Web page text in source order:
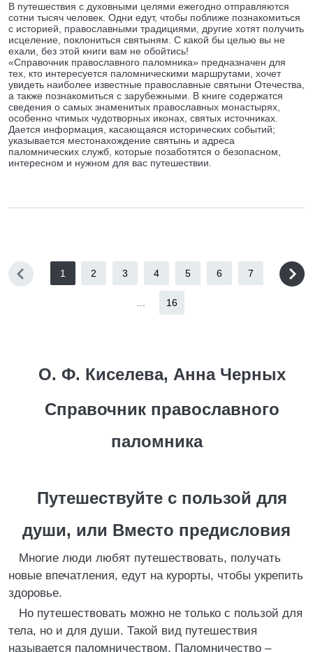
В путешествия с духовными целями ежегодно отправляются
сотни тысяч человек. Одни едут, чтобы поближе познакомиться
с историей, православными традициями, другие хотят получить
исцеление, поклониться святыням. С какой бы целью вы не
ехали, без этой книги вам не обойтись!
«Справочник православного паломника» предназначен для
тех, кто интересуется паломническими маршрутами, хочет
увидеть наиболее известные православные святыни Отечества,
а также познакомиться с зарубежными. В книге содержатся
сведения о самых знаменитых православных монастырях,
особенно чтимых чудотворных иконах, святых источниках.
Дается информация, касающаяся исторических событий;
указывается местонахождение святынь и адреса
паломнических служб, которые позаботятся о безопасном,
интересном и нужном для вас путешествии.
1 2 3 4 5 6 7
16
О. Ф. Киселева, Анна Черных
Справочник православного
паломника
Путешествуйте с пользой для
души, или Вместо предисловия
Многие люди любят путешествовать, получать
новые впечатления, едут на курорты, чтобы укрепить
здоровье.
Но путешествовать можно не только с пользой для
тела, но и для души. Такой вид путешествия
называется паломничеством. Паломничество –